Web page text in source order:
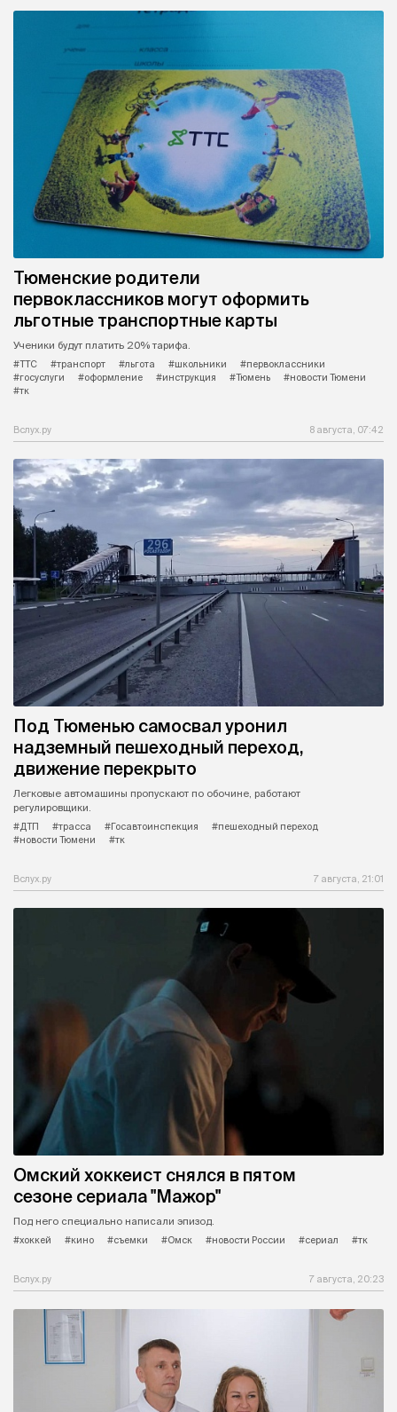
Тюменские родители
первоклассников могут оформить
льготные транспортные карты
Ученики будут платить 20% тарифа.
#ТТС
#транспорт #льгота #школьники
#первоклассники
#госуслуги
#оформление #инструкция #Тюмень
#новости Тюмени
#тк
Вслух.ру 8 августа, 07:42
Под Тюменью самосвал уронил
надземный пешеходный переход,
движение перекрыто
Легковые автомашины пропускают по обочине, работают
регулировщики.
#ДТП
#трасса #Госавтоинспекция
#пешеходный переход
#новости Тюмени
#тк
Вслух.ру 7 августа, 21:01
Омский хоккеист снялся в пятом
сезоне сериала "Мажор"
Под него специально написали эпизод.
#хоккей
#кино #съемки #Омск #новости России #сериал #тк
Вслух.ру 7 августа, 20:23